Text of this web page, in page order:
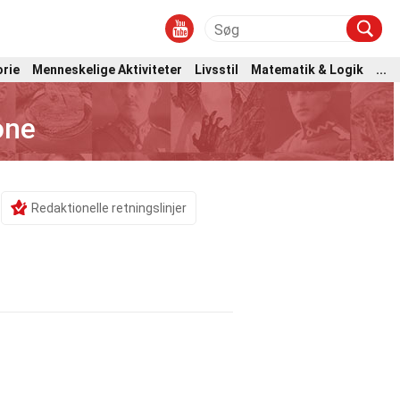
Menneskelige Aktiviteter Livsstil Matematik & Logik ...
Redaktionelle retningslinjer